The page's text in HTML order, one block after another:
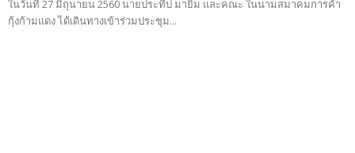
ในวันที่ 27 มิถุนายน 2560 นายประทีป มายิ้ม และคณะ ในนามสมาคมการค้า
กุ้งก้ามแดง ได้เดินทางเข้าร่วมประชุม...